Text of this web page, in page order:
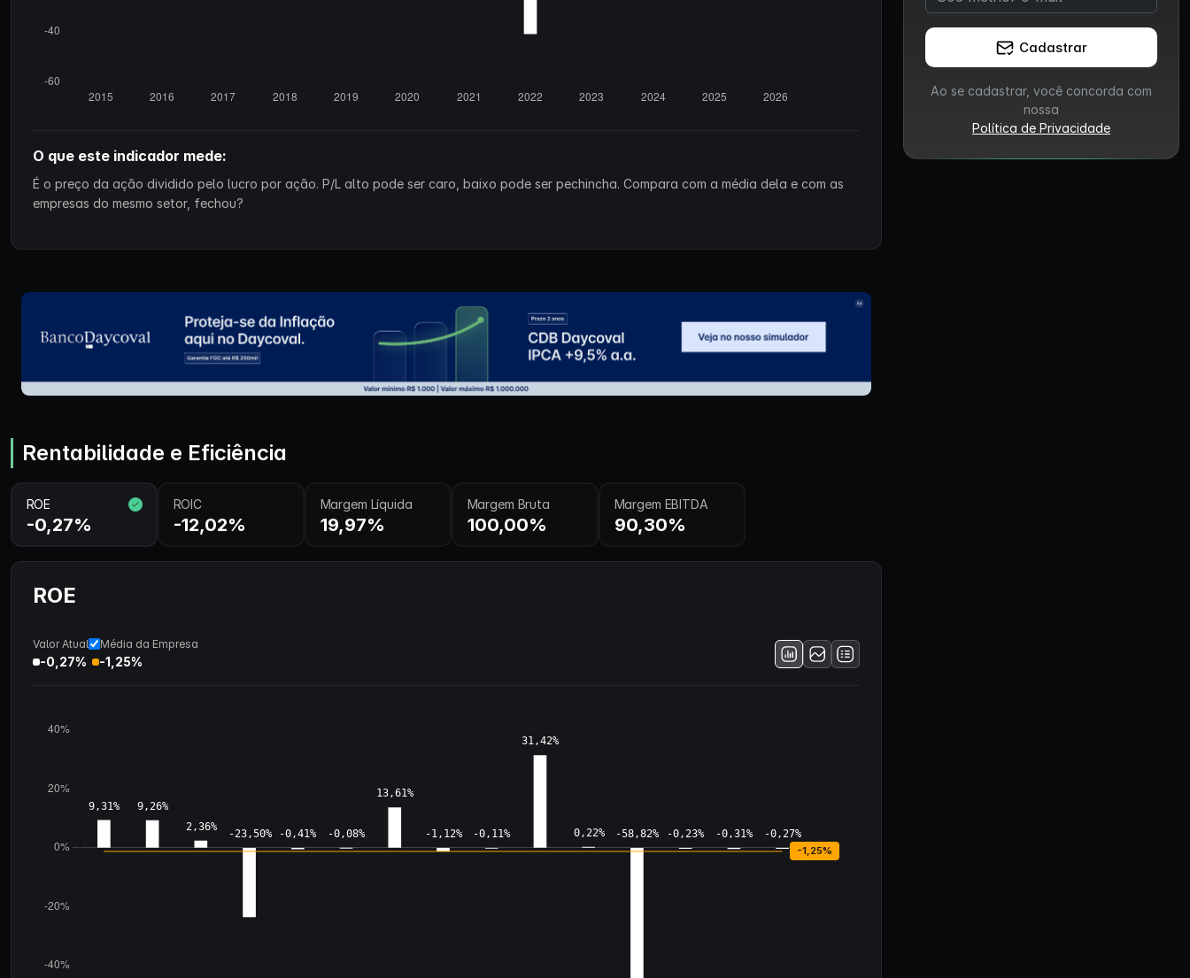
O que este indicador mede:
É o preço da ação dividido pelo lucro por ação. P/L alto pode ser caro, baixo pode ser pechincha. Compara com a média dela e com as
empresas do mesmo setor, fechou?
Rentabilidade e Eficiência
ROE
-0,27%
ROIC
-12,02%
Margem Líquida
19,97%
Margem Bruta
100,00%
Margem EBITDA
90,30%
ROE
Valor Atual
-0,27%
Média da Empresa
-1,25%
Cadastrar
Ao se cadastrar, você concorda com
nossa
Política de Privacidade